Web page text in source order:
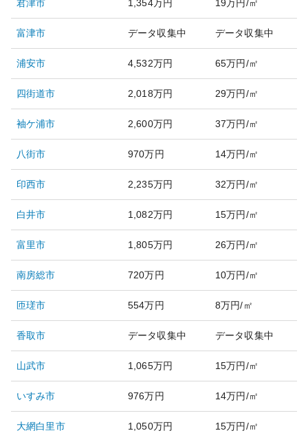
君津市 1,354万円 19万円/㎡
富津市 データ収集中 データ収集中
浦安市 4,532万円 65万円/㎡
四街道市 2,018万円 29万円/㎡
袖ケ浦市 2,600万円 37万円/㎡
八街市 970万円 14万円/㎡
印西市 2,235万円 32万円/㎡
白井市 1,082万円 15万円/㎡
富里市 1,805万円 26万円/㎡
南房総市 720万円 10万円/㎡
匝瑳市 554万円 8万円/㎡
香取市 データ収集中 データ収集中
山武市 1,065万円 15万円/㎡
いすみ市 976万円 14万円/㎡
大網白里市 1,050万円 15万円/㎡